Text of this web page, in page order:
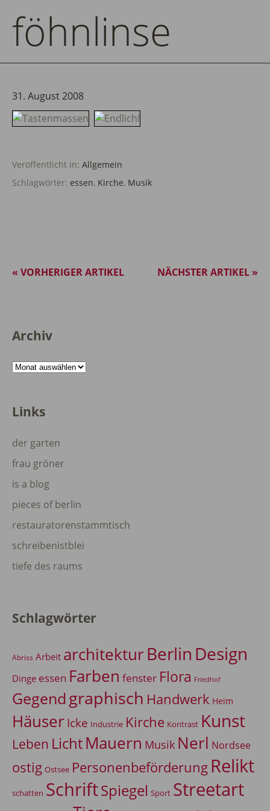
föhnlinse
31. August 2008
Veröffentlicht in: Allgemein
Schlagwörter: essen, Kirche, Musik
NÄCHSTER ARTIKEL »
« VORHERIGER ARTIKEL
Archiv
Archiv
Links
der garten
frau gröner
is a blog
pieces of berlin
restauratorenstammtisch
schreibenistblei
tiefe des raums
Schlagwörter
Abriss Arbeit architekturBerlin Design
Dinge essen Farben fenster Flora Friedhof
Gegendgraphisch Handwerk Heim
Häuser Icke Industrie Kirche Kontrast Kunst
Leben LichtMauern Musik Nerl Nordsee
ostig Ostsee Personenbeförderung Relikt
schatten SchriftSpiegel Sport Streetart